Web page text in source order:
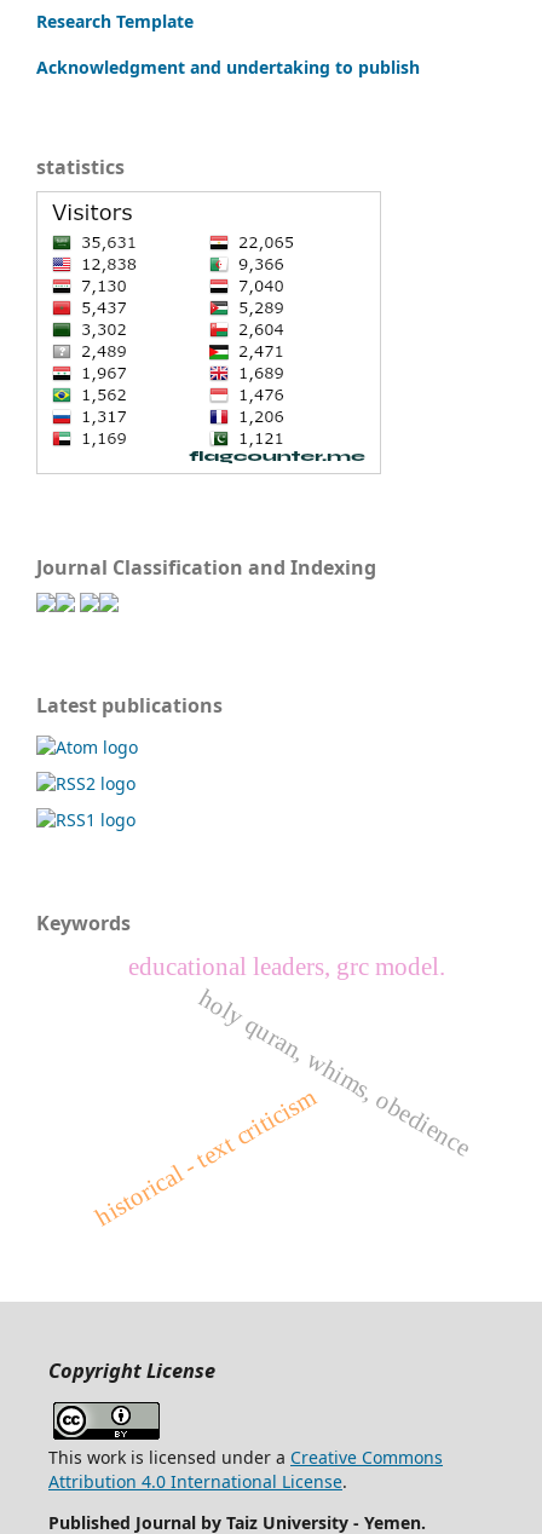
Research Template
Acknowledgment and undertaking to publish
statistics
Journal Classification and Indexing
Latest publications
Keywords
holy quran, whims, obedience
historical - text criticism
educational leaders, grc model.
Copyright License
This work is licensed under a Creative Commons
Attribution 4.0 International License.
Published Journal by Taiz University - Yemen.